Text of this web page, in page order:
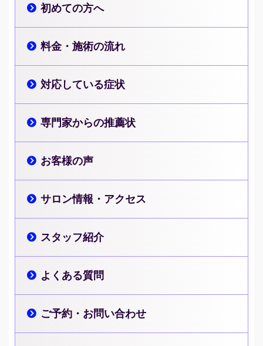
初めての方へ
料金・施術の流れ
対応している症状
専門家からの推薦状
お客様の声
サロン情報・アクセス
スタッフ紹介
よくある質問
ご予約・お問い合わせ